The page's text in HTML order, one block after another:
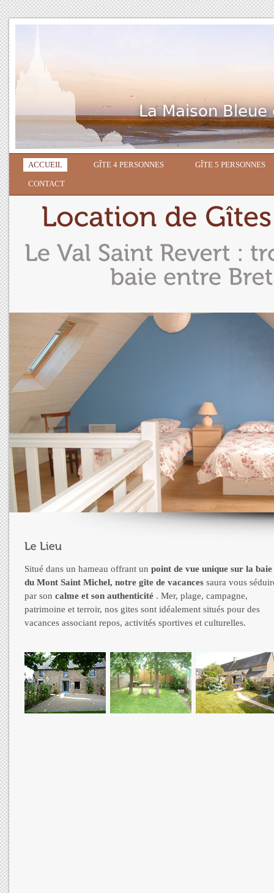
ACCUEIL GÎTE 4 PERSONNES GÎTE 5 PERSONNES
CONTACT
Situé dans un hameau offrant un point de vue unique sur la baie
du Mont Saint Michel, notre gîte de vacances saura vous
par son calme et son authenticité . Mer, plage, campagne,
patrimoine et terroir, nos gites sont idéalement situés pour des
vacances associant repos, activités sportives et culturelles.